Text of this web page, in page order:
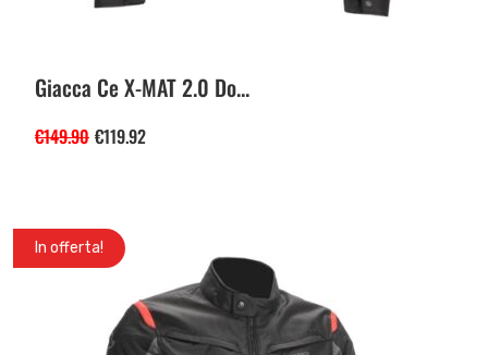
Giacca Ce X-MAT 2.0 Do...
€149.90 €119.92
In offerta!